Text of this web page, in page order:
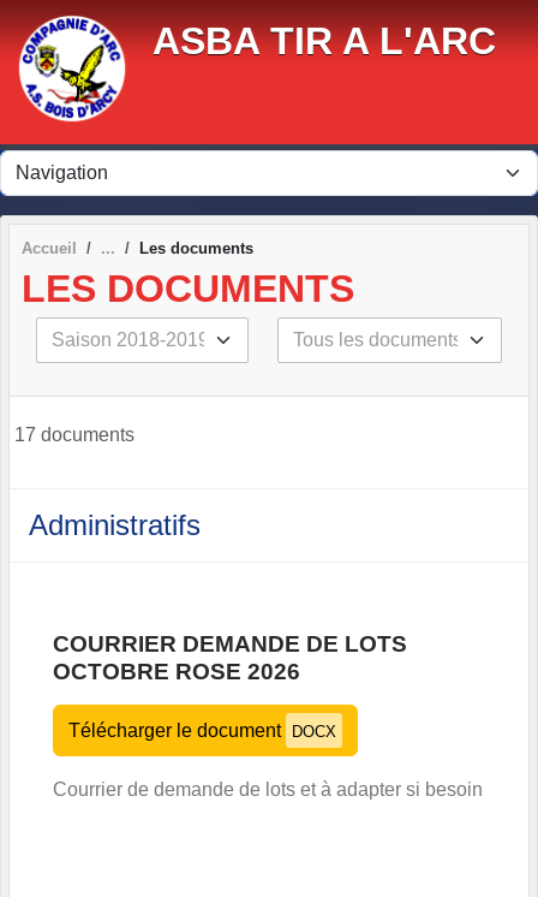
ASBA TIR A L'ARC
Accueil Les documents
LES DOCUMENTS
17 documents
Administratifs
COURRIER DEMANDE DE LOTS
OCTOBRE ROSE 2026
Télécharger le document DOCX
Courrier de demande de lots et à adapter si besoin
Panneau de gestion des cookies